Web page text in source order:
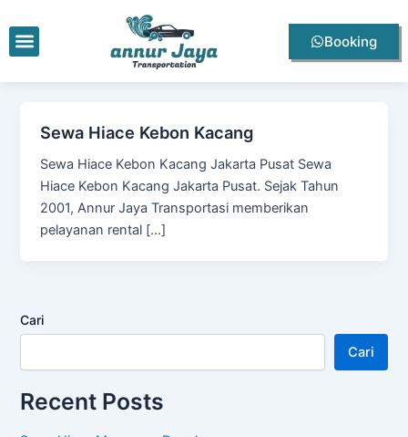
ke
konten
Menu Booking
Sewa Hiace Kebon Kacang
Sewa Hiace Kebon Kacang Jakarta Pusat Sewa
Hiace Kebon Kacang Jakarta Pusat. Sejak Tahun
2001, Annur Jaya Transportasi memberikan
pelayanan rental […]
Cari
Cari
Recent Posts